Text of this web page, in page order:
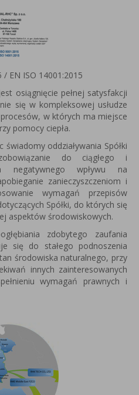
/ EN ISO 14001:2015
jest osiągnięcie pełnej satysfakcji
się w kompleksowej usłudze
w których ma miejsce
pomocy ciepła.
świadomy oddziaływania Spółki
do ciągłego i
negatywnego wpływu na
zanieczyszczeniom i
wymagań przepisów
Spółki, do których się
aspektów środowiskowych.
zdobytego zaufania
się do stałego podnoszenia
środowiska naturalnego, przy
innych zainteresowanych
wymagań prawnych i